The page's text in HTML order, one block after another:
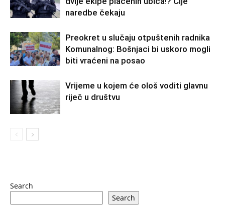
naredbe čekaju
Preokret u slučaju otpuštenih radnika
Komunalnog: Bošnjaci bi uskoro mogli
biti vraćeni na posao
Vrijeme u kojem će ološ voditi glavnu
riječ u društvu
Search
Search